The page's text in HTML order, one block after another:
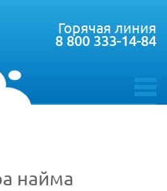
toggle
Горячая линия
8 800 333-14-84
найма